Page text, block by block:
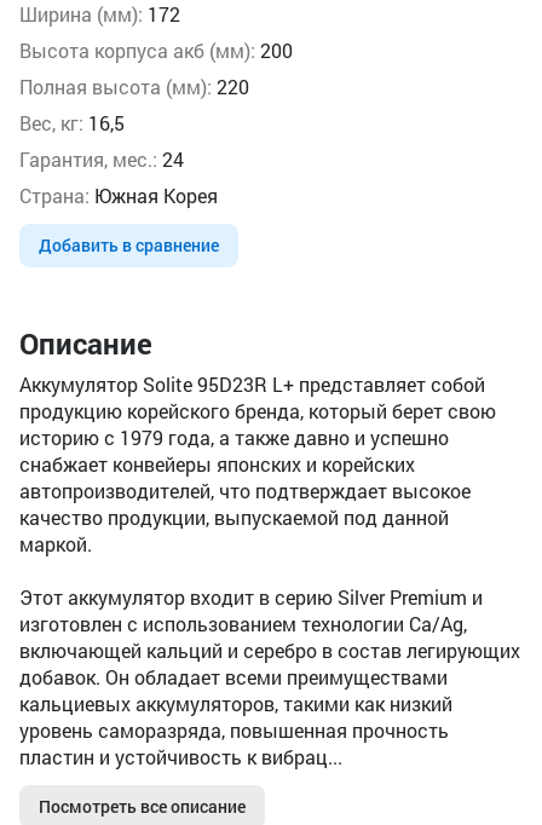
Ширина (мм): 172
Высота корпуса акб (мм): 200
Полная высота (мм): 220
Вес, кг: 16,5
Гарантия, мес.: 24
Страна: Южная Корея
Добавить в сравнение
Описание
Аккумулятор Solite 95D23R L+ представляет собой
продукцию корейского бренда, который берет свою
историю с 1979 года, а также давно и успешно
снабжает конвейеры японских и корейских
автопроизводителей, что подтверждает высокое
качество продукции, выпускаемой под данной
маркой.
Этот аккумулятор входит в серию Silver Premium и
изготовлен с использованием технологии Ca/Ag,
включающей кальций и серебро в состав легирующих
добавок. Он обладает всеми преимуществами
кальциевых аккумуляторов, такими как низкий
уровень саморазряда, повышенная прочность
пластин и устойчивость к вибрац...
Посмотреть все описание